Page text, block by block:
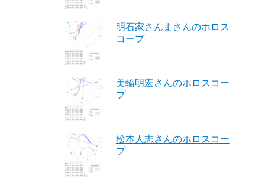
明石家さんまさんのホロス
コープ
美輪明宏さんのホロスコー
プ
松本人志さんのホロスコー
プ